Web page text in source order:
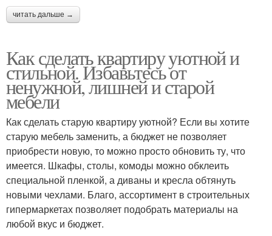
читать дальше →
Как сделать квартиру уютной и
стильной. Избавьтесь от
ненужной, лишней и старой
мебели
Как сделать старую квартиру уютной? Если вы хотите
старую мебель заменить, а бюджет не позволяет
приобрести новую, то можно просто обновить ту, что
имеется. Шкафы, столы, комоды можно обклеить
специальной пленкой, а диваны и кресла обтянуть
новыми чехлами. Благо, ассортимент в строительных
гипермаркетах позволяет подобрать материалы на
любой вкус и бюджет.